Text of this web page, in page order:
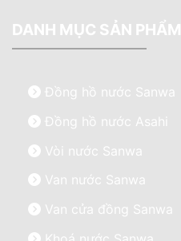
DANH MỤC SẢN PHẨM
Đồng hồ nước Sanwa
Đồng hồ nước Asahi
Vòi nước Sanwa
Van nước Sanwa
Van cửa đồng Sanwa